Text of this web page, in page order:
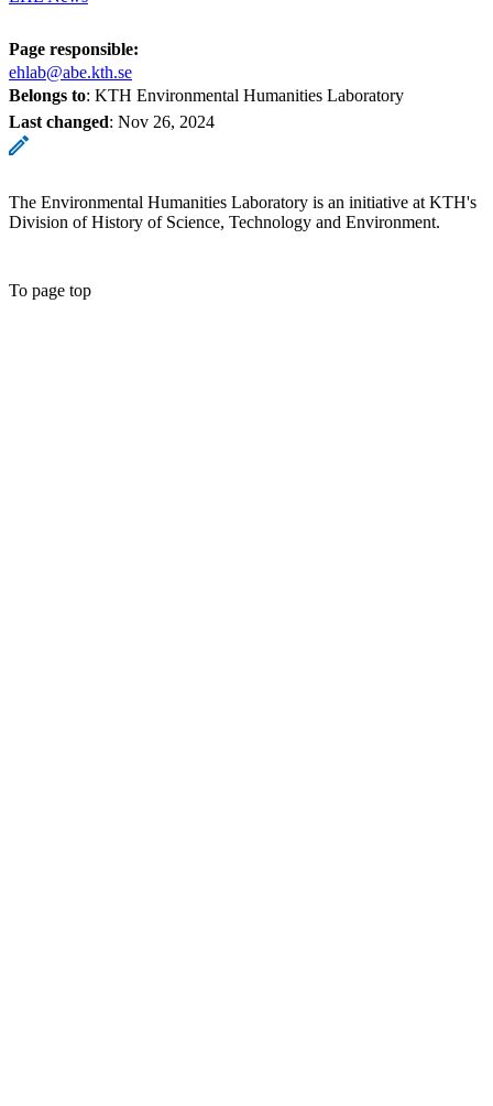
Page responsible:
ehlab@abe.kth.se
Belongs to: KTH Environmental Humanities Laboratory
Last changed: Nov 26, 2024
The Environmental Humanities Laboratory is an initiative at KTH's
Division of History of Science, Technology and Environment.
To page top